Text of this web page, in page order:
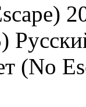
(No